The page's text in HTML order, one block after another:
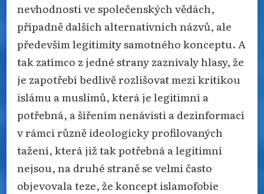
nevhodnosti ve společenských vědách,
případně dalších alternativních názvů, ale
především legitimity samotného konceptu. A
tak zatímco z jedné strany zaznívaly hlasy, že
je zapotřebí bedlivě rozlišovat mezi kritikou
islámu a muslimů, která je legitimní a
potřebná, a šířením nenávisti a dezinformací
v rámci různě ideologicky profilovaných
tažení, která již tak potřebná a legitimní
nejsou, na druhé straně se velmi často
objevovala teze, že koncept islamofobie